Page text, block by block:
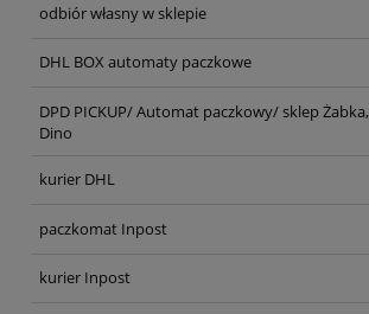
odbiór własny w sklepie
DHL BOX automaty paczkowe
DPD PICKUP/ Automat paczkowy/ sklep Żabka,
Dino
kurier DHL
paczkomat Inpost
kurier Inpost